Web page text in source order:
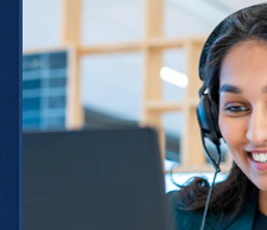
raconte son expérience.